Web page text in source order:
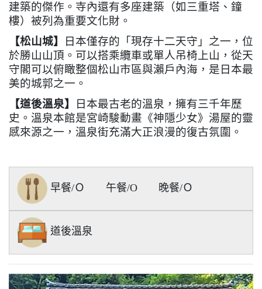
建築的傑作。寺內還有多座建築（如三重塔、鐘
樓）被列為重要文化財。
【松山城】
日本僅存的「現存十二天守」之一，位
於勝山山頂。可以搭乘纜車或單人吊椅上山，從天
守閣可以俯瞰整個松山市區與瀨戶內海，是日本最
美的城郭之一。
【道後溫泉】
日本最古老的溫泉，擁有三千年歷
史。溫泉本館是宮崎駿動畫《神隱少女》湯屋的靈
感來源之一，溫泉街充滿大正浪漫的復古氛圍。
早餐/Ｏ 午餐/O 晚餐/Ｏ
道後溫泉